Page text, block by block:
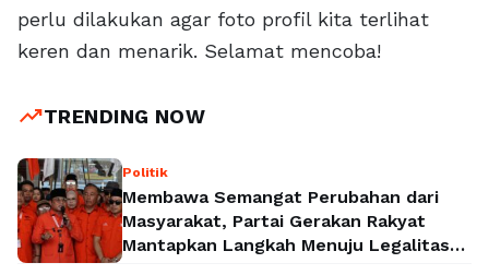
perlu dilakukan agar foto profil kita terlihat
keren dan menarik. Selamat mencoba!
trending_upTRENDING NOW
Politik
Membawa Semangat Perubahan dari
Masyarakat, Partai Gerakan Rakyat
Mantapkan Langkah Menuju Legalitas